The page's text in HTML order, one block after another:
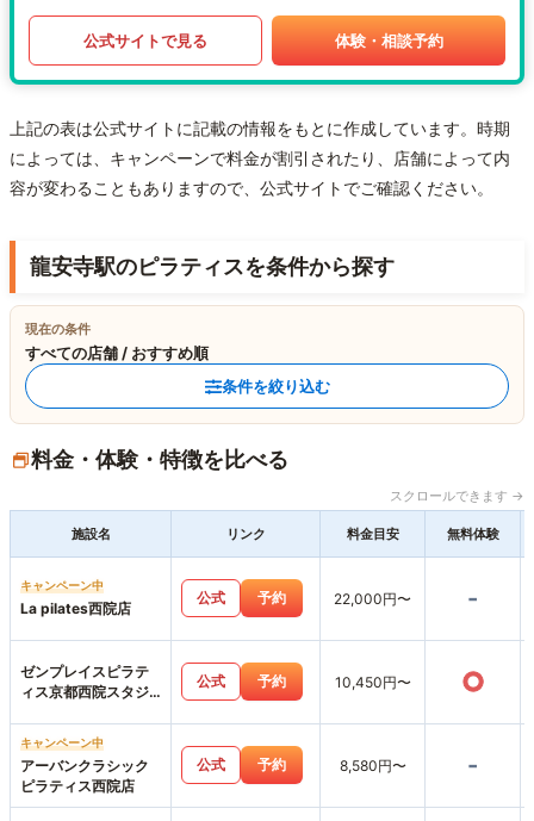
公式サイトで見る 体験・相談予約
上記の表は公式サイトに記載の情報をもとに作成しています。時期
によっては、キャンペーンで料金が割引されたり、店舗によって内
容が変わることもありますので、公式サイトでご確認ください。
龍安寺駅のピラティスを条件から探す
現在の条件
すべての店舗 / おすすめ順
条件を絞り込む
料金・体験・特徴を比べる
スクロールできます →
施設名 リンク 料金目安 無料体験
キャンペーン中
La pilates西院店
公式 予約 22,000円〜 -
ゼンプレイスピラテ
ィス京都西院スタジ
公式 予約 10,450円〜 ○
キャンペーン中
アーバンクラシック
ピラティス西院店
公式 予約 8,580円〜 -